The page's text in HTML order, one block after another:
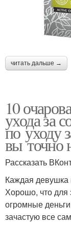
читать дальше →
10
ухода за
по уходу
вы точно
Рассказать
Каждая девушка
Хорошо, что для
огромные
зачастую все